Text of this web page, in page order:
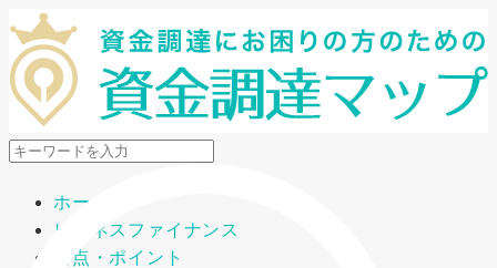
メニューを開閉
ホーム
ビジネスファイナンス
要点・ポイント